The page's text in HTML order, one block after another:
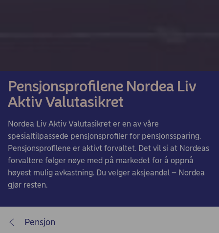
Pensjonsprofilene Nordea Liv
Aktiv Valutasikret
Nordea Liv Aktiv Valutasikret er en av våre
spesialtilpassede pensjonsprofiler for pensjonssparing.
Pensjonsprofilene er aktivt forvaltet. Det vil si at Nordeas
forvaltere følger nøye med på markedet for å oppnå
høyest mulig avkastning. Du velger aksjeandel – Nordea
gjør resten.
Pensjon